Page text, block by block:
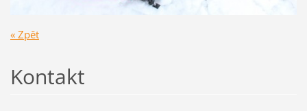
« Zpět
Kontakt